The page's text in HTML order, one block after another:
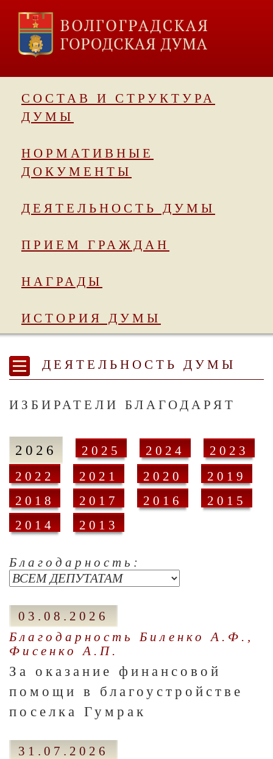
СОСТАВ И СТРУКТУРА
ДУМЫ
НОРМАТИВНЫЕ
ДОКУМЕНТЫ
ДЕЯТЕЛЬНОСТЬ ДУМЫ
ПРИЕМ ГРАЖДАН
НАГРАДЫ
ИСТОРИЯ ДУМЫ
ДЕЯТЕЛЬНОСТЬ ДУМЫ
ИЗБИРАТЕЛИ БЛАГОДАРЯТ
2026 2025 2024
2023
2022
2021 2020
2019
2018
2017 2016
2015
2014
2013
Благодарность:
03.08.2026
Благодарность Биленко А.Ф.,
Фисенко А.П.
За оказание финансовой
помощи в благоустройстве
поселка Гумрак
31.07.2026